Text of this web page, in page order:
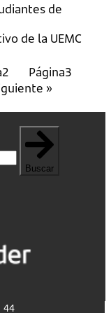
de
de la UEMC
2 Página3
»
Buscar
44